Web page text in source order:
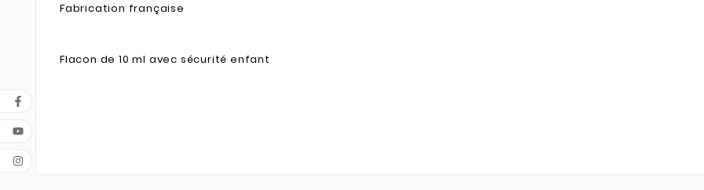
Fabrication française
Flacon de 10 ml avec sécurité enfant